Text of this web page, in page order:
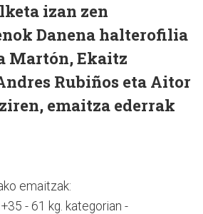
izan zen
Danena halterofilia
Martón, Ekaitz
Rubiños eta Aitor
emaitza ederrak
emaitzak:
- 61 kg. kategorian -